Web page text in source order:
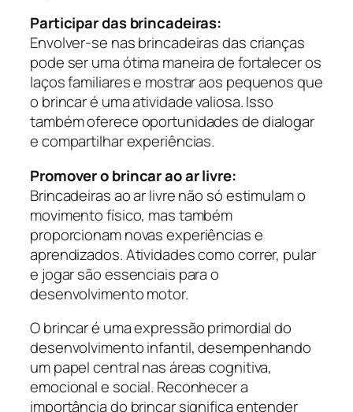
Participar das brincadeiras:
Envolver-se nas brincadeiras das crianças
pode ser uma ótima maneira de fortalecer os
laços familiares e mostrar aos pequenos que
o brincar é uma atividade valiosa. Isso
também oferece oportunidades de dialogar
e compartilhar experiências.
Promover o brincar ao ar livre:
Brincadeiras ao ar livre não só estimulam o
movimento físico, mas também
proporcionam novas experiências e
aprendizados. Atividades como correr, pular
e jogar são essenciais para o
desenvolvimento motor.
O brincar é uma expressão primordial do
desenvolvimento infantil, desempenhando
um papel central nas áreas cognitiva,
emocional e social. Reconhecer a
importância do brincar significa entender